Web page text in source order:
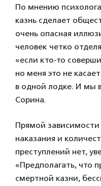
По мнению
казнь сделает
очень опасная
человек четко
«если кто-то
но меня это не
в одной лодке. И мы
Сорина.
Прямой
наказания и
преступлений нет,
«Предполагать, что
смертной казни,